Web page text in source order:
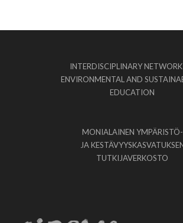
INTERDISCIPLINARY
ENVIRONMENTAL AND
EDUCATION
MONIALAINEN YMPÄRISTÖ-
JA
TUTKIJAVERKOSTO